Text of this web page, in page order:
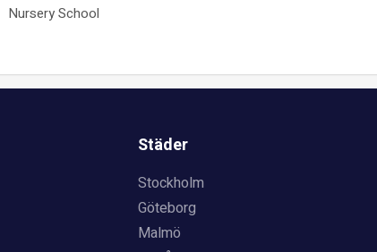
Nursery School
Städer
Stockholm
Göteborg
Malmö